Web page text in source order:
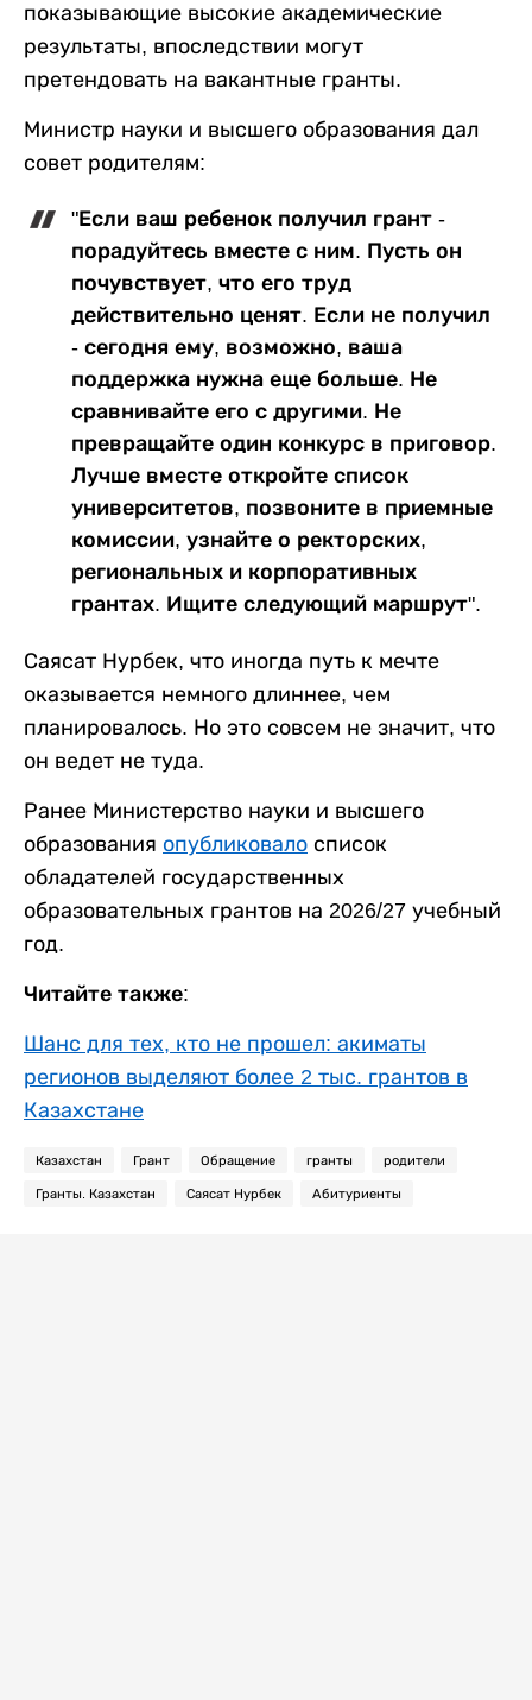
показывающие высокие академические
результаты, впоследствии могут
претендовать на вакантные гранты.
Министр науки и высшего образования дал
совет родителям:
"Если ваш ребенок получил грант -
порадуйтесь вместе с ним. Пусть он
почувствует, что его труд
действительно ценят. Если не получил
- сегодня ему, возможно, ваша
поддержка нужна еще больше. Не
сравнивайте его с другими. Не
превращайте один конкурс в приговор.
Лучше вместе откройте список
университетов, позвоните в приемные
комиссии, узнайте о ректорских,
региональных и корпоративных
грантах. Ищите следующий маршрут".
Саясат Нурбек, что иногда путь к мечте
оказывается немного длиннее, чем
планировалось. Но это совсем не значит, что
он ведет не туда.
Ранее Министерство науки и высшего
образования опубликовало список
обладателей государственных
образовательных грантов на 2026/27 учебный
год.
Читайте также:
Шанс для тех, кто не прошел: акиматы
регионов выделяют более 2 тыс. грантов в
Казахстане
Казахстан Грант Обращение гранты родители
Гранты. Казахстан Саясат Нурбек Абитуриенты